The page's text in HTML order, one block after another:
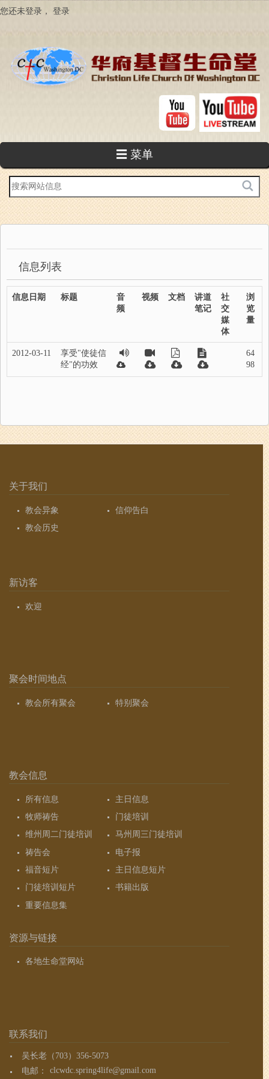
跳
您还未登录， 登录
☰ 菜单
站
内
搜
索
信息列表
信息日期 标题
音
频
视频 文档
讲道
笔记
社
交
媒
体
浏
览
量
2012-03-11
享受"使徒信
经"的功效
64
98
关于我们
教会异象
信仰告白
教会历史
新访客
欢迎
聚会时间地点
教会所有聚会 特别聚会
教会信息
所有信息
主日信息
牧师祷告
门徒培训
维州周二门徒培训
马州周三门徒培训
祷告会
电子报
福音短片
主日信息短片
门徒培训短片
书籍出版
重要信息集
资源与链接
各地生命堂网站
联系我们
吴长老（703）356-5073
电邮：
clcwdc.spring4life@gmail.com